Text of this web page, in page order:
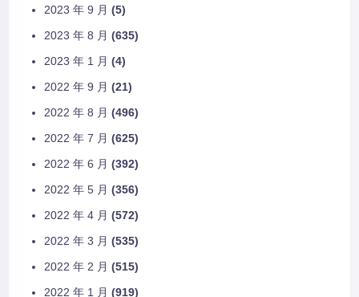
2023 年 9 月 (5)
2023 年 8 月 (635)
2023 年 1 月 (4)
2022 年 9 月 (21)
2022 年 8 月 (496)
2022 年 7 月 (625)
2022 年 6 月 (392)
2022 年 5 月 (356)
2022 年 4 月 (572)
2022 年 3 月 (535)
2022 年 2 月 (515)
2022 年 1 月 (919)